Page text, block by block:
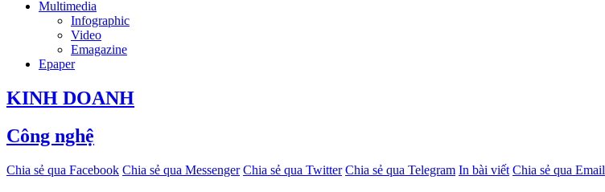
Multimedia
Infographic
Video
Emagazine
Epaper
KINH DOANH
Công nghệ
Chia sẻ qua Facebook Chia sẻ qua Messenger Chia sẻ qua Twitter Chia sẻ qua Telegram In bài viết Chia sẻ qua Email